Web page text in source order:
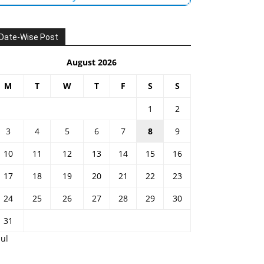
Wise Post
August 2026
M T W T F S S
1
2
3
4 5 6 7 8
9
10
11 12 13 14 15
16
17
18 19 20 21 22
23
24
25 26 27 28 29
30
31